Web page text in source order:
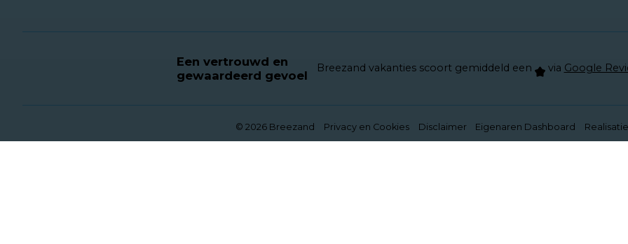
Een vertrouwd en
gewaardeerd gevoel
Breezand vakanties scoort gemiddeld een via Google
© 2026 Breezand Privacy en Cookies Disclaimer Eigenaren Dashboard